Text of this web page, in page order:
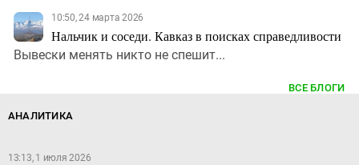
10:50, 24 марта 2026
Нальчик и соседи. Кавказ в поисках справедливости
Вывески менять никто не спешит...
ВСЕ БЛОГИ
АНАЛИТИКА
13:13, 1 июля 2026